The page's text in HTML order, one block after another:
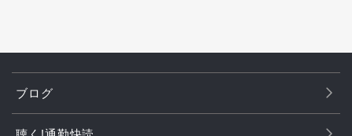
ブログ